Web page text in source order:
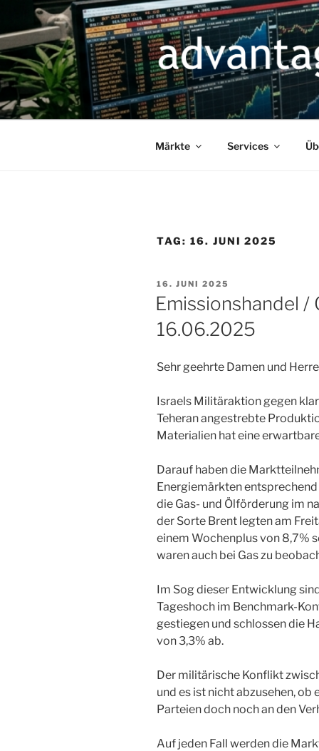
springen
Märkte Services
TAG: 16. JUNI 2025
VERÖFFENTLICHT
AM
16. JUNI 2025
Emissionshandel /
16.06.2025
Sehr geehrte Damen und
Israels Militäraktion gegen
Teheran angestrebte
Materialien hat eine
Darauf haben die
Energiemärkten
die Gas- und Ölförderung im
der Sorte Brent legten am
einem Wochenplus von 8,7%
waren auch bei Gas zu
Im Sog dieser Entwicklung
Tageshoch im Benchmark-
gestiegen und schlossen die
von 3,3% ab.
Der militärische Konflikt
und es ist nicht abzusehen,
Parteien doch noch an den
Auf jeden Fall werden die